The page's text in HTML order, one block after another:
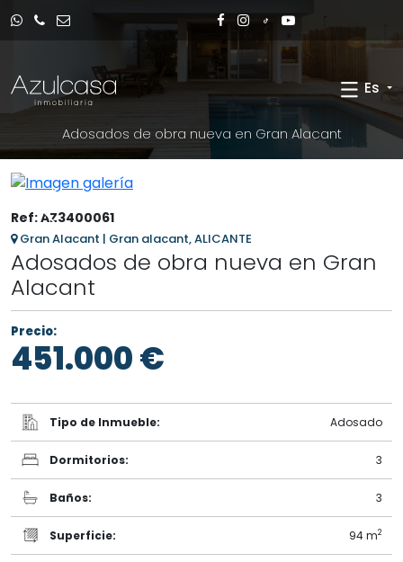
Es
Adosados de obra nueva en Gran Alacant
Ref: AZ3400061
Gran Alacant | Gran alacant, ALICANTE
Adosados de obra nueva en Gran
Alacant
Precio:
451.000 €
Tipo de Inmueble: Adosado
Dormitorios: 3
Baños: 3
Superficie: 94 m2